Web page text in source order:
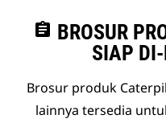
assignment BROSUR
SIAP
Brosur produk
lainnya tersedia